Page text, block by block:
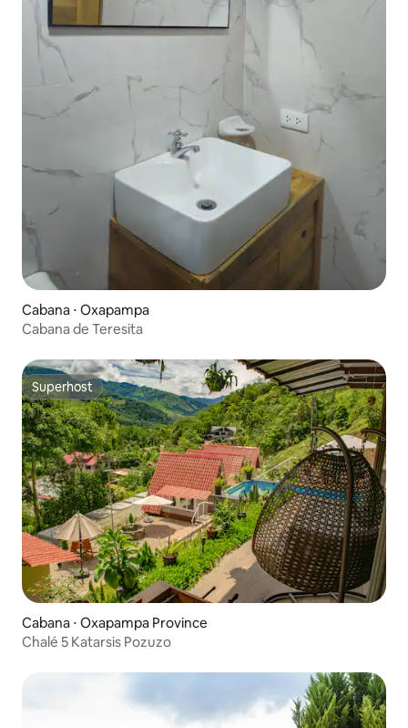
Cabana ⋅ Oxapampa
Cabana de Teresita
Superhost
Superhost
Cabana ⋅ Oxapampa Province
Chalé 5 Katarsis Pozuzo